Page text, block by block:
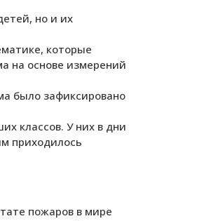
но и их
которые
на основе измерений
было зафиксировано
классов. У них в дни
приходилось
пожаров в мире